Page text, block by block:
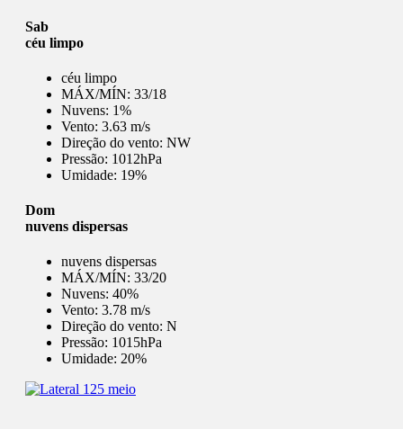
Sab
céu limpo
céu limpo
MÁX/MÍN: 33/18
Nuvens: 1%
Vento: 3.63 m/s
Direção do vento: NW
Pressão: 1012hPa
Umidade: 19%
Dom
nuvens dispersas
nuvens dispersas
MÁX/MÍN: 33/20
Nuvens: 40%
Vento: 3.78 m/s
Direção do vento: N
Pressão: 1015hPa
Umidade: 20%